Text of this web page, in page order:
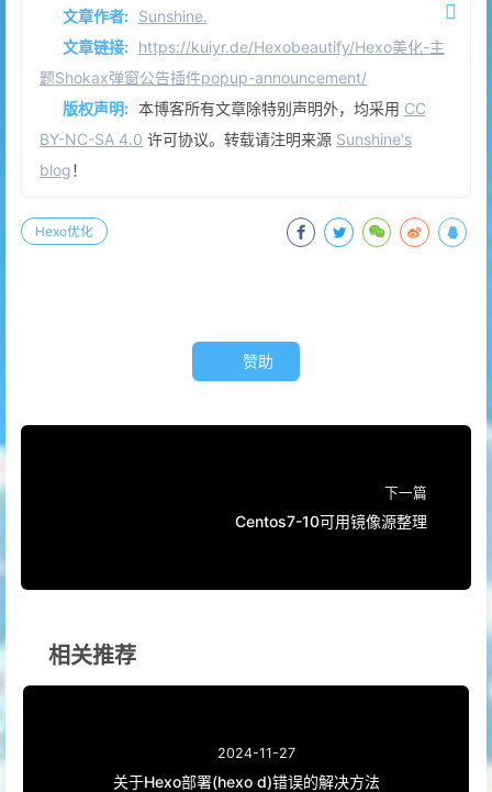
文章作者: Sunshine.
文章链接: https://kuiyr.de/Hexobeautify/Hexo美化-主
题Shokax弹窗公告插件popup-announcement/
版权声明: 本博客所有文章除特别声明外，均采用 CC
BY-NC-SA 4.0 许可协议。转载请注明来源 Sunshine's
blog！
Hexo优化
赞助
下一篇
Centos7-10可用镜像源整理
相关推荐
2024-11-27
关于Hexo部署(hexo d)错误的解决方法